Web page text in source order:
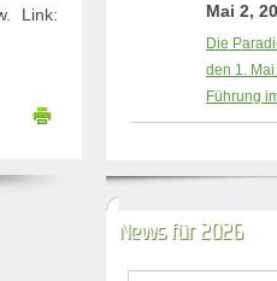
Link:
Mai 2,
Die
den 1.
Führung
News für 2026